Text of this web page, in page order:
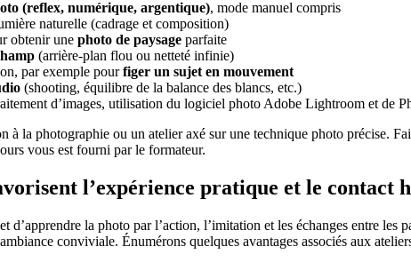
(reflex, numérique, argentique), mode manuel compris
naturelle (cadrage et composition)
obtenir une photo de paysage parfaite
(arrière-plan flou ou netteté infinie)
par exemple pourfiger un sujet en mouvement
(shooting, équilibre de la balance des blancs, etc.)
d’images, utilisation du logiciel photo Adobe Lightroom et de
à la photographie ou un atelier axé sur une technique photo précise.
vous est fourni par le formateur.
l’expérience pratique et le contact
d’apprendre la photo par l’action, l’imitation et les échanges entre
conviviale. Énumérons quelques avantages associés aux